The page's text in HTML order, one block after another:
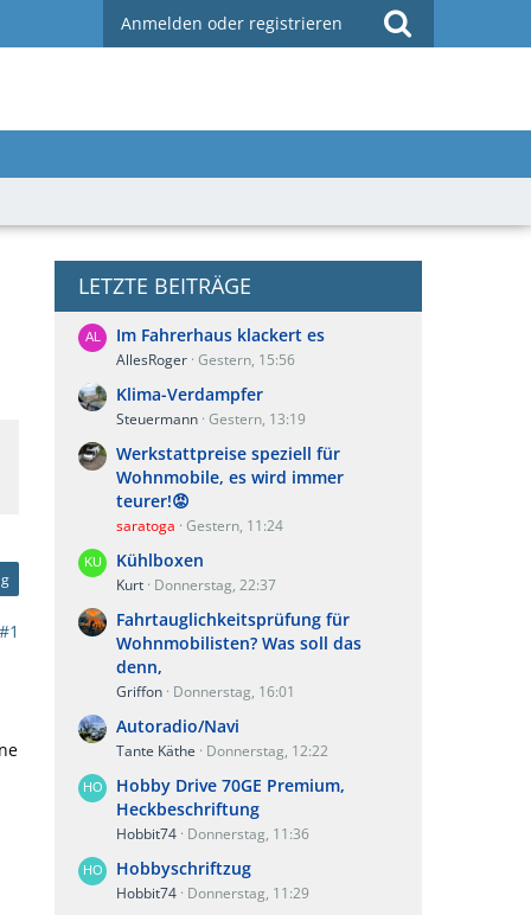
Anmelden oder registrieren
#1
LETZTE BEITRÄGE
Im Fahrerhaus klackert es
AllesRoger Gestern, 15:56
Klima-Verdampfer
Steuermann Gestern, 13:19
Werkstattpreise speziell für
Wohnmobile, es wird immer
teurer!😡
saratoga Gestern, 11:24
Kühlboxen
Kurt Donnerstag, 22:37
Fahrtauglichkeitsprüfung für
Wohnmobilisten? Was soll das
denn,
Griffon Donnerstag, 16:01
Autoradio/Navi
Tante Käthe Donnerstag, 12:22
Hobby Drive 70GE Premium,
Heckbeschriftung
Hobbit74 Donnerstag, 11:36
Hobbyschriftzug
Hobbit74 Donnerstag, 11:29